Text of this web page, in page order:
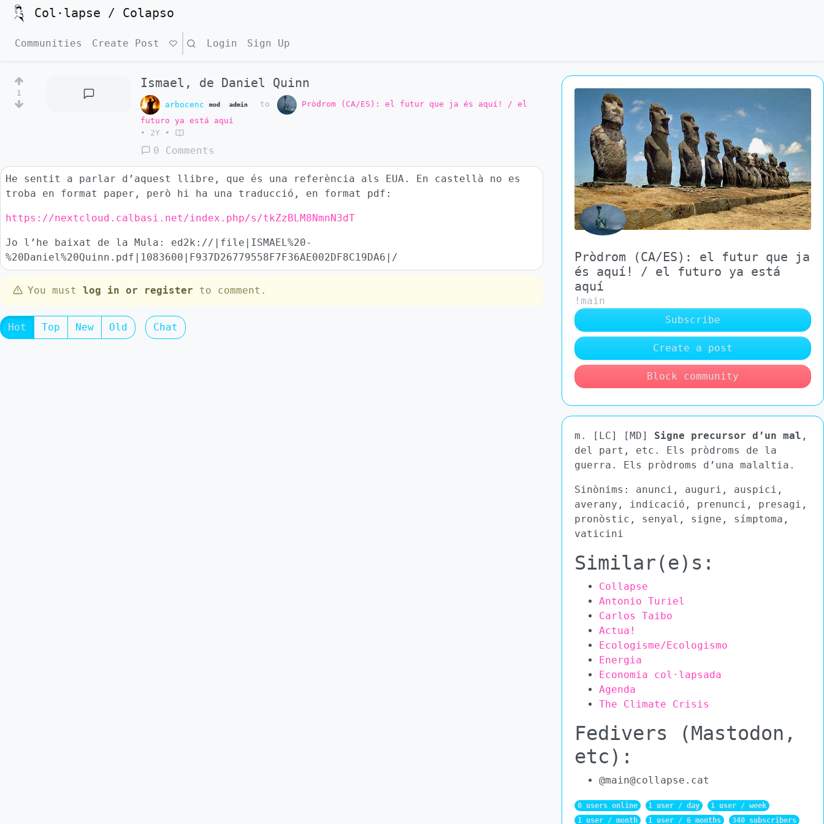
Col·lapse / Colapso
Communities Create Post Search Login Sign Up
1
Ismael, de Daniel Quinn
arbocenc mod admin to
Pròdrom (CA/ES): el futur que ja és aquí! / el
futuro ya está aquí
•
2Y •
0 Comments
He sentit a parlar d’aquest llibre, que és una referència als EUA. En castellà no es
troba en format paper, però hi ha una traducció, en format pdf:
https://nextcloud.calbasi.net/index.php/s/tkZzBLM8NmnN3dT
Jo l’he baixat de la Mula: ed2k://|file|ISMAEL%20-
%20Daniel%20Quinn.pdf|1083600|F937D26779558F7F36AE002DF8C19DA6|/
You must log in or register to comment.
Hot Top New Old Chat
Pròdrom (CA/ES): el futur que ja
és aquí! / el futuro ya está
aquí
!main
Subscribe
Create a post
Block community
m. [LC] [MD] Signe precursor d’un mal ,
del part, etc. Els pròdroms de la
guerra. Els pròdroms d’una malaltia.
Sinònims: anunci, auguri, auspici,
averany, indicació, prenunci, presagi,
pronòstic, senyal, signe, símptoma,
vaticini
Similar(e)s:
Collapse
Antonio Turiel
Carlos Taibo
Actua!
Ecologisme/Ecologismo
Energia
Economia col·lapsada
Agenda
The Climate Crisis
Fedivers (Mastodon,
etc):
@main@collapse.cat
0 users online 1 user / day
1 user / week
1 user / month
1 user / 6 months 340 subscribers